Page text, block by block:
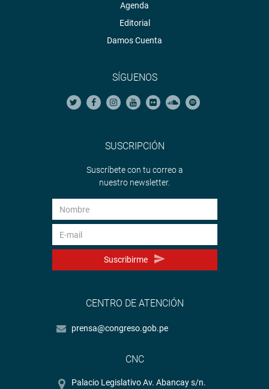
Agenda
Editorial
Damos Cuenta
SÍGUENOS
SUSCRIPCIÓN
Suscríbete con tu correo a
nuestro newsletter.
Suscribirme
CENTRO DE ATENCIÓN
prensa@congreso.gob.pe
CNC
Palacio Legislativo Av. Abancay s/n.